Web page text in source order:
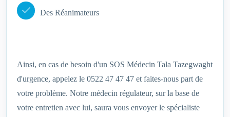
Des Réanimateurs
Ainsi, en cas de besoin d'un SOS Médecin Tala Tazegwaght‎
d'urgence, appelez le 0522 47 47 47 et faites-nous part de
votre problème. Notre médecin régulateur, sur la base de
votre entretien avec lui, saura vous envoyer le spécialiste